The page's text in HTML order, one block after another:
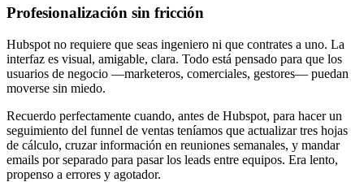
Profesionalización sin fricción
Hubspot no requiere que seas ingeniero ni que contrates a uno. La
interfaz es visual, amigable, clara. Todo está pensado para que los
usuarios de negocio —marketeros, comerciales, gestores— puedan
moverse sin miedo.
Recuerdo perfectamente cuando, antes de Hubspot, para hacer un
seguimiento del funnel de ventas teníamos que actualizar tres hojas
de cálculo, cruzar información en reuniones semanales, y mandar
emails por separado para pasar los leads entre equipos. Era lento,
propenso a errores y agotador.